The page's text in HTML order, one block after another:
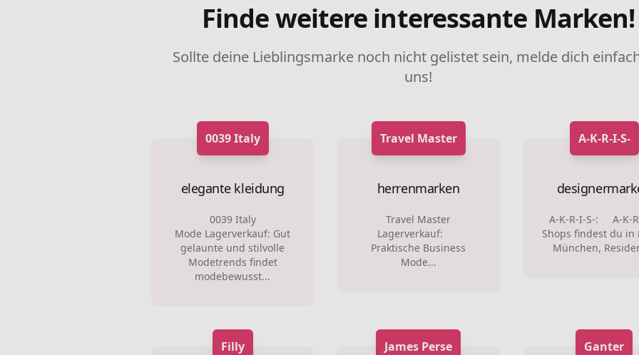
Finde weitere interessante Marken!
Sollte deine Lieblingsmarke noch nicht gelistet sein, melde dich
uns!
0039 Italy
elegante kleidung
0039 Italy
Mode Lagerverkauf: Gut
gelaunte und stilvolle
Modetrends findet
modebewusst...
Travel Master
herrenmarken
Travel Master
Lagerverkauf:
Praktische Business
Mode...
A-K-R-I-S-
A-K-R-I-S-: A-K-
Shops findest du in
München,
Filly James Perse Ganter